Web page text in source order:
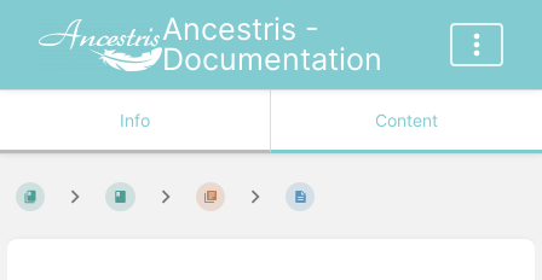
Ancestris -
Documentation
Info Content